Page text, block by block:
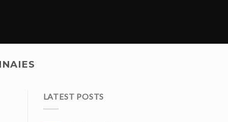
LATEST POSTS